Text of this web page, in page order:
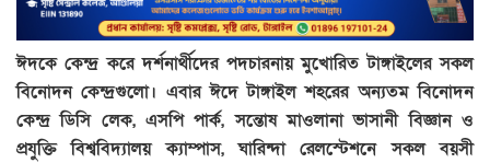
ঈদকে কেন্দ্র করে দর্শনার্থীদের পদচারনায় মুখোরিত টাঙ্গাইলের সকল
বিনোদন কেন্দ্রগুলো। এবার ঈদে টাঙ্গাইল শহরের অন্যতম বিনোদন
কেন্দ্র ডিসি লেক, এসপি পার্ক, সন্তোষ মাওলানা ভাসানী বিজ্ঞান ও
প্রযুক্তি বিশ্ববিদ্যালয় ক্যাম্পাস, ঘারিন্দা রেলস্টেশনে সকল বয়সী